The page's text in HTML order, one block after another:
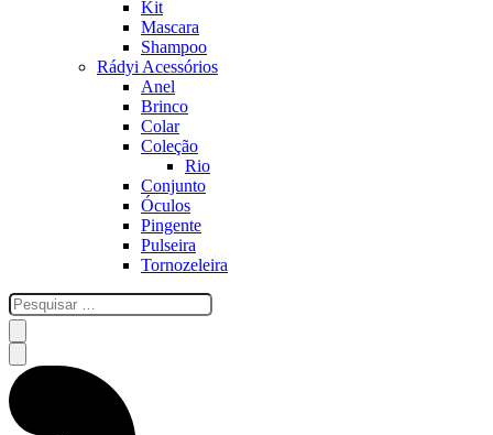
Kit
Mascara
Shampoo
Rádyi Acessórios
Anel
Brinco
Colar
Coleção
Rio
Conjunto
Óculos
Pingente
Pulseira
Tornozeleira
…